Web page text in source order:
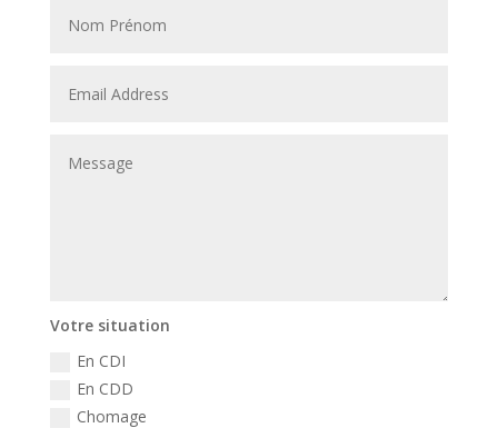
Votre situation
En CDI
En CDD
Chomage